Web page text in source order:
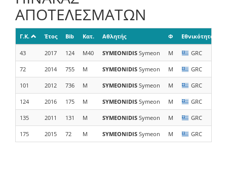
ΑΠΟΤΕΛΕΣΜΑΤΩΝ
Γ.Κ. Έτος Bib Κατ. Αθλητής Φ Εθνικότητα
43 2017 124 M40 SYMEONIDIS Symeon M GRC
72 2014 755 M SYMEONIDIS Symeon M GRC
101 2012 736 M SYMEONIDIS Symeon M GRC
124 2016 175 M SYMEONIDIS Symeon M GRC
135 2011 131 M SYMEONIDIS Symeon M GRC
175 2015 72 M SYMEONIDIS Symeon M GRC